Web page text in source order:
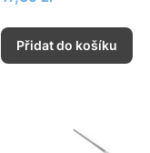
Přidat do košíku